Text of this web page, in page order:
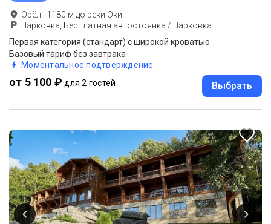
Орёл · 1180 м до реки Оки
Парковка, Бесплатная автостоянка / Парковка
Первая категория (стандарт) с широкой кроватью
Базовый тариф без завтрака
Моментальное подтверждение
от 5 100 ₽ для 2 гостей Выбрать